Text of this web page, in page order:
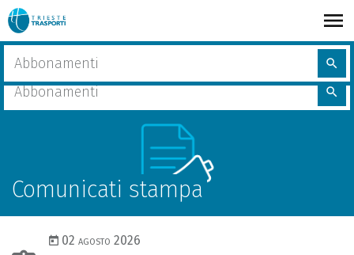
Salta
al
contenuto
principale
Cerca
sito
search
share
Cerca
search
Comunicati stampa
02 agosto 2026